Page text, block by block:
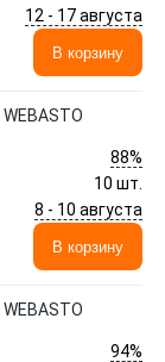
12 - 17 августа
В корзину
88%
10 шт.
8 - 10 августа
В корзину
94%